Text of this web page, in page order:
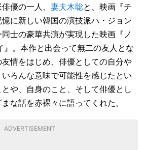
優の一人、 妻夫木聡と、映画『チ
に新しい韓国の演技派ハ・ジョン
士の豪華共演が実現した映画『ノ
』。本作と出会って無二の友人とな
情をはじめ、俳優としての自分や
ろんな意味で可能性を感じたとい
や、自身のこと、そして俳優とし
な話を赤裸々に語ってくれた。
ADVERTISEMENT